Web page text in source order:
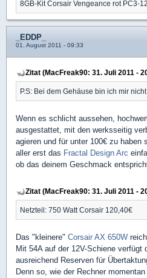
8GB-Kit Corsair Vengeance rot PC3-
_EDDP_
01. August 2011 - 09:33
Zitat (MacFreak90: 31. Juli 2011 -
P.S: Bei dem Gehäuse bin ich mir
Wenn es schlicht aussehen,
ausgestattet, mit den werksseitig
agieren und für unter 100€ zu haben
aller erst das Fractal Design Arc
ob das deinem Geschmack
Zitat (MacFreak90: 31. Juli 2011 -
Netzteil: 750 Watt Corsair 120,40€
Das "kleinere" Corsair AX 650W
Mit 54A auf der 12V-Schiene verfügt
ausreichend Reserven für
Denn so, wie der Rechner